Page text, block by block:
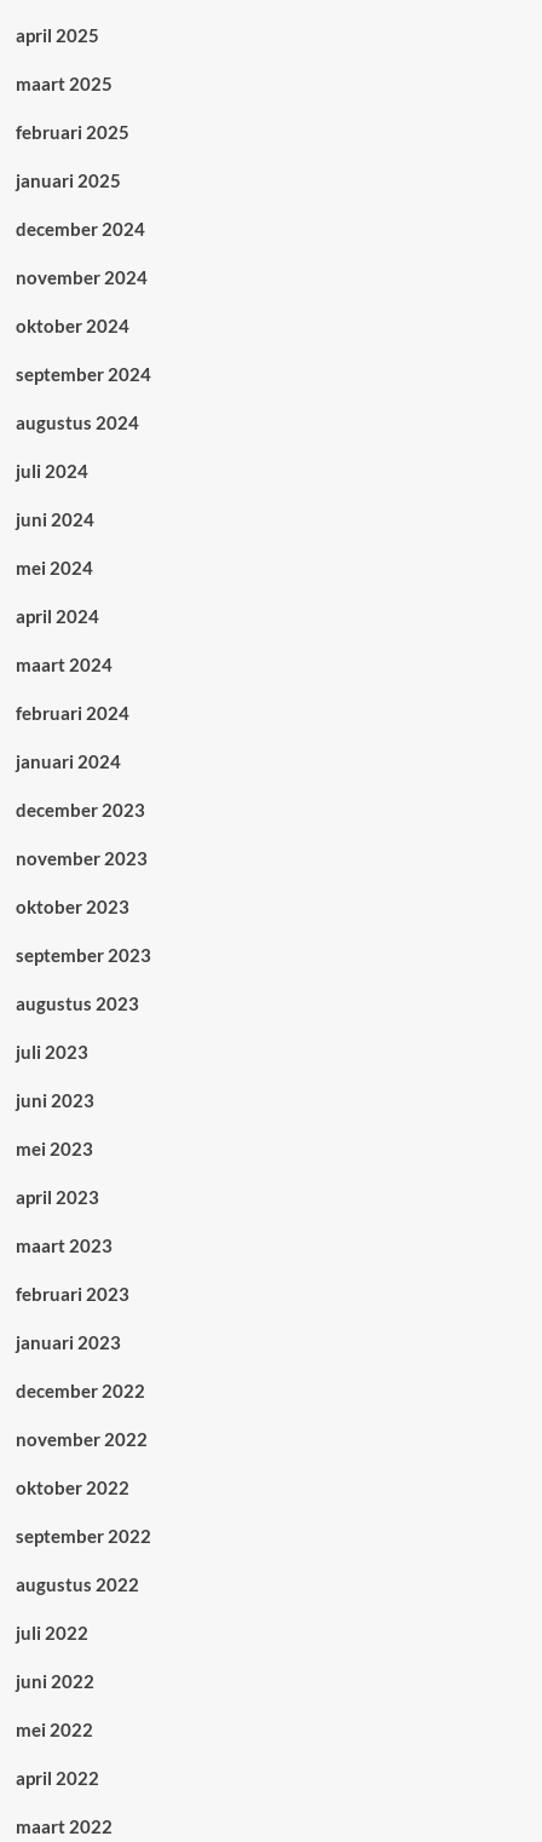
april 2025
maart 2025
februari 2025
januari 2025
december 2024
november 2024
oktober 2024
september 2024
augustus 2024
juli 2024
juni 2024
mei 2024
april 2024
maart 2024
februari 2024
januari 2024
december 2023
november 2023
oktober 2023
september 2023
augustus 2023
juli 2023
juni 2023
mei 2023
april 2023
maart 2023
februari 2023
januari 2023
december 2022
november 2022
oktober 2022
september 2022
augustus 2022
juli 2022
juni 2022
mei 2022
april 2022
maart 2022